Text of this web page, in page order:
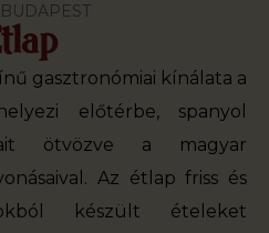
gasztronómiai kínálata a
előtérbe, spanyol
ötvözve a magyar
Az étlap friss és
készült ételeket